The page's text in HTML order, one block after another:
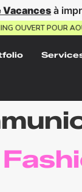
Vacances à
OUVERT